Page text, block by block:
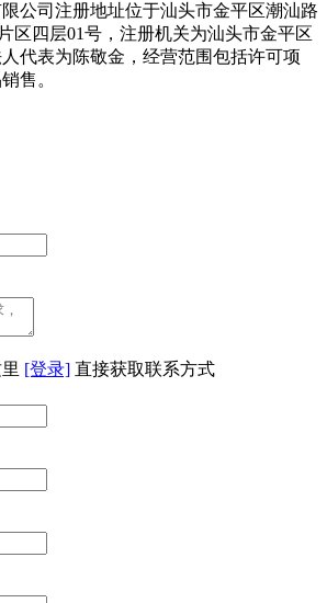
公司注册地址位于汕头市金平区潮汕路
区四层01号，注册机关为汕头市金平区
代表为陈敬金，经营范围包括许可项
售。
[登录] 直接获取联系方式